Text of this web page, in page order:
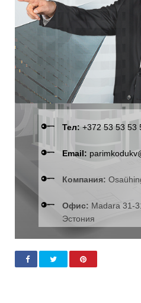
Тел: +372 53 53 53
Email:
Компания:
Офис: Madara 31-
Эстония